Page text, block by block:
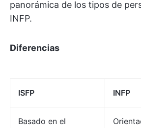
panorámica de los tipos de
INFP.
Diferencias
ISFP INFP
Basado en el